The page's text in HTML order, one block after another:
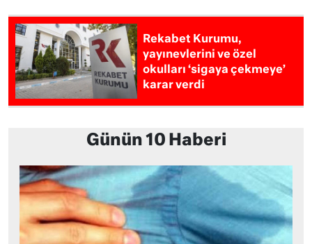
Rekabet Kurumu,
yayınevlerini ve özel
okulları ‘sigaya çekmeye’
karar verdi
Günün 10 Haberi